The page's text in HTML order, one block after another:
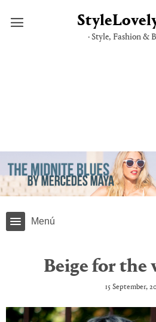
· Style, Fashion &
Menú
Beige for the
15 September,